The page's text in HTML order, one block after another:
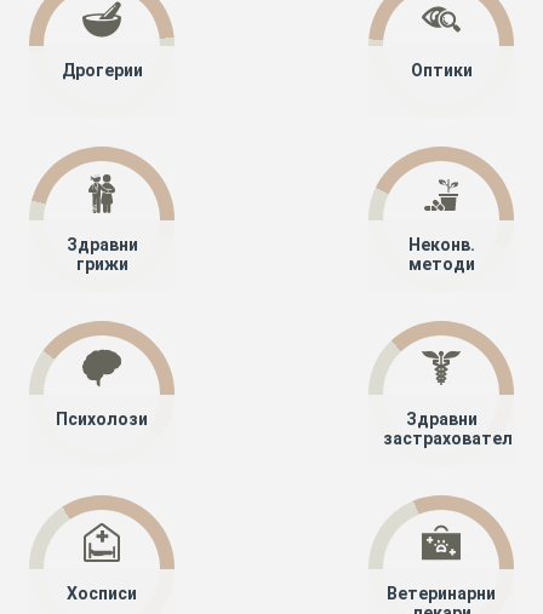
Дрогерии Оптики
Здравни
грижи
Неконв.
методи
Психолози
Здравни
застрахователи
Хосписи
Ветеринарни